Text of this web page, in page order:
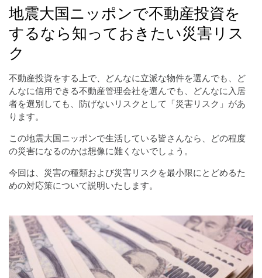
地震大国ニッポンで不動産投資を
するなら知っておきたい災害リス
ク
不動産投資をする上で、どんなに立派な物件を選んでも、ど
んなに信用できる不動産管理会社を選んでも、どんなに入居
者を選別しても、防げないリスクとして「災害リスク」があ
ります。
この地震大国ニッポンで生活している皆さんなら、どの程度
の災害になるのかは想像に難くないでしょう。
今回は、災害の種類および災害リスクを最小限にとどめるた
めの対応策について説明いたします。